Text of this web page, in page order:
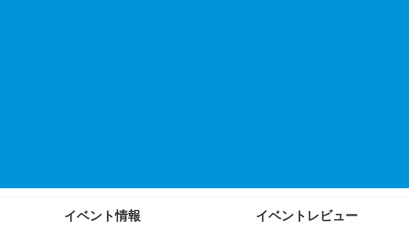
イベント情報 イベントレビュー